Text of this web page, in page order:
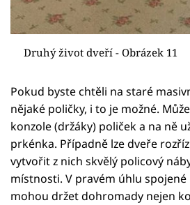
Druhý život dveří - Obrázek 11
Pokud byste chtěli na staré
nějaké poličky, i to je možné.
konzole (držáky) poliček a na ně
prkénka. Případně lze dveře
vytvořit z nich skvělý policový
místnosti. V pravém úhlu
mohou držet dohromady nejen